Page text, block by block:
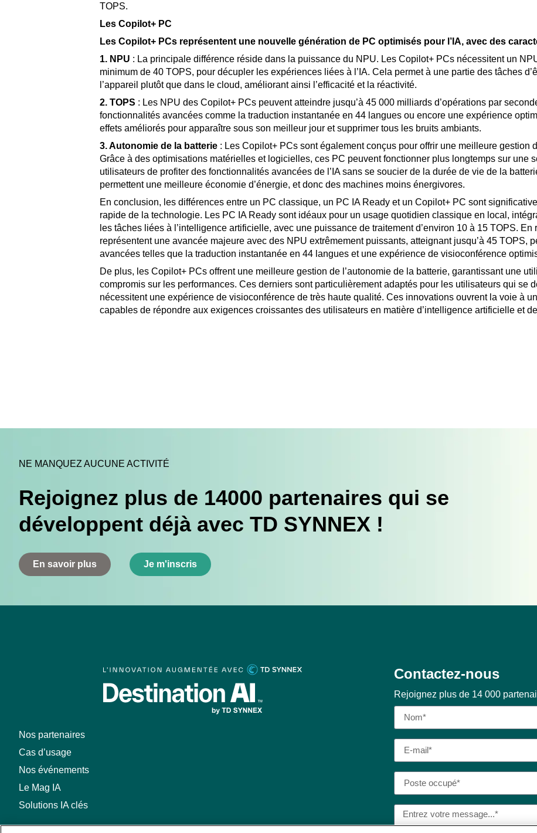
TOPS.
Les Copilot+ PC
Les Copilot+ PCs représentent une nouvelle génération de PC optimisés pour l’IA, avec des
1. NPU : La principale différence réside dans la puissance du NPU. Les Copilot+ PCs nécessitent un
minimum de 40 TOPS, pour décupler les expériences liées à l’IA. Cela permet à une partie des tâches
l’appareil plutôt que dans le cloud, améliorant ainsi l’efficacité et la réactivité.
2. TOPS : Les NPU des Copilot+ PCs peuvent atteindre jusqu’à 45 000 milliards d’opérations par
fonctionnalités avancées comme la traduction instantanée en 44 langues ou encore une expérience
effets améliorés pour apparaître sous son meilleur jour et supprimer tous les bruits ambiants.
3. Autonomie de la batterie : Les Copilot+ PCs sont également conçus pour offrir une meilleure gestion
Grâce à des optimisations matérielles et logicielles, ces PC peuvent fonctionner plus longtemps sur une
utilisateurs de profiter des fonctionnalités avancées de l’IA sans se soucier de la durée de vie de la
permettent une meilleure économie d’énergie, et donc des machines moins énergivores.
En conclusion, les différences entre un PC classique, un PC IA Ready et un Copilot+ PC sont
rapide de la technologie. Les PC IA Ready sont idéaux pour un usage quotidien classique en local,
les tâches liées à l’intelligence artificielle, avec une puissance de traitement d’environ 10 à 15 TOPS.
représentent une avancée majeure avec des NPU extrêmement puissants, atteignant jusqu’à 45 TOPS,
avancées telles que la traduction instantanée en 44 langues et une expérience de visioconférence
De plus, les Copilot+ PCs offrent une meilleure gestion de l’autonomie de la batterie, garantissant une
compromis sur les performances. Ces derniers sont particulièrement adaptés pour les utilisateurs qui se
nécessitent une expérience de visioconférence de très haute qualité. Ces innovations ouvrent la voie à
capables de répondre aux exigences croissantes des utilisateurs en matière d’intelligence artificielle et
NE MANQUEZ AUCUNE ACTIVITÉ
Rejoignez plus de 14000 partenaires qui se
développent déjà avec TD SYNNEX !
En savoir plus Je m'inscris
Nos partenaires
Cas d’usage
Nos événements
Le Mag IA
Solutions IA clés
Contactez-nous
Rejoignez plus de 14 000